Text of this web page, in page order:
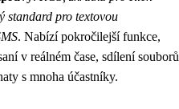
standard pro textovou
. Nabízí pokročilejší funkce,
v reálném čase, sdílení souborů
s mnoha účastníky.